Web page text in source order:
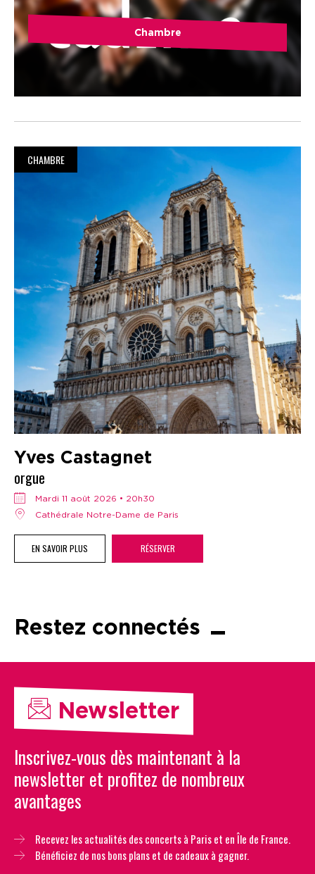
Chambre
CHAMBRE
Yves Castagnet
orgue
mardi 11 août 2026 • 20h30
Cathédrale Notre-Dame de Paris
EN SAVOIR PLUS RÉSERVER
Restez connectés
Newsletter
Inscrivez-vous dès maintenant à la
newsletter et profitez de nombreux
avantages
Recevez les actualités des concerts à Paris et en Île de France.
Bénéficiez de nos bons plans et de cadeaux à gagner.